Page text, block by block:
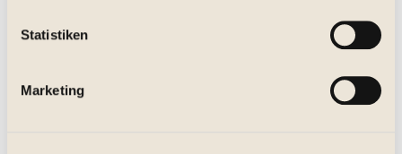
Statistiken
Marketing
Plansel Selecta Touriga Franca Tinto 2021